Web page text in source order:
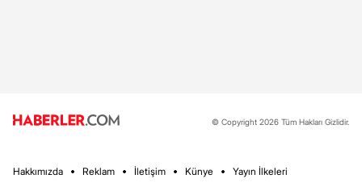
© Copyright 2026 Tüm Hakları Gizlidir.
Hakkımızda Reklam İletişim Künye Yayın İlkeleri